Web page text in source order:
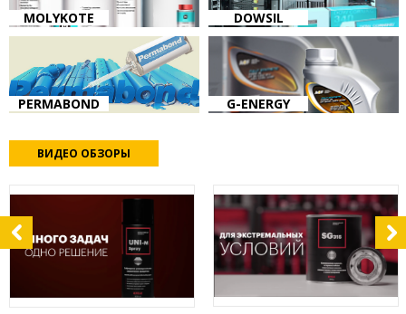
MOLYKOTE DOWSIL
PERMABOND G-ENERGY
ВИДЕО ОБЗОРЫ